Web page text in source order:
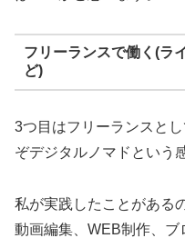
フリーランスで働く(ラ
ど)
3つ目はフリーランスと
ぞデジタルノマドという
私が実践したことがある
動画編集、WEB制作、